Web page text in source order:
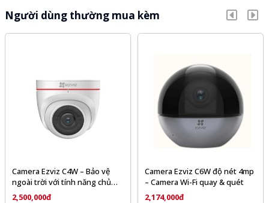
Người dùng thường mua kèm
Camera Ezviz C4W – Bảo vệ
ngoài trời với tính năng chủ
động phòng vệ
2,500,000đ
Camera Ezviz C6W độ nét 4mp
– Camera Wi-Fi quay & quét
2,174,000đ